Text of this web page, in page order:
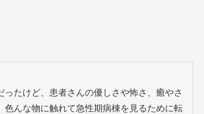
ったけど、患者さんの優しさや怖さ、癒やさ
色んな物に触れて急性期病棟を見るために転